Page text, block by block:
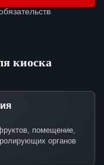
киоска
помещение,
органов